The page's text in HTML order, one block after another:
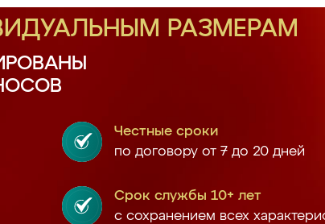
РАЗМЕРАМ
Честные сроки
по договору от 7 до 20 дней
Срок службы 10+ лет
с сохранением всех